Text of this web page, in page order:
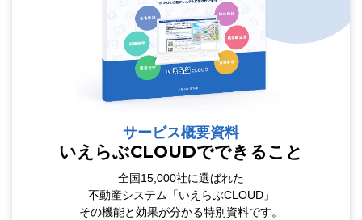
サービス概要資料
いえらぶCLOUDでできること
全国15,000社に選ばれた
不動産システム「いえらぶCLOUD」
その機能と効果が分かる特別資料です。